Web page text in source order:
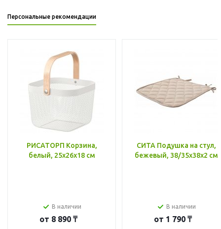
Персональные рекомендации
РИСАТОРП Корзина,
белый, 25x26x18 см
В наличии
от 8 890 ₸
СИТА Подушка на стул,
бежевый, 38/35x38x2 см
В наличии
от 1 790 ₸